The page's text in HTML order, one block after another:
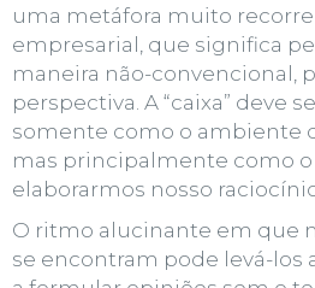
uma metáfora muito
empresarial, que significa
maneira não-convencional,
perspectiva. A “caixa” deve
somente como o ambiente
mas principalmente como
elaborarmos nosso
O ritmo alucinante em que
se encontram pode levá-los